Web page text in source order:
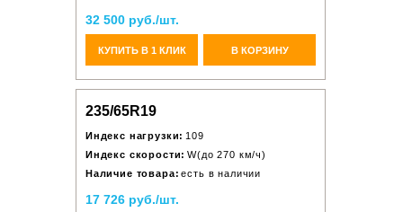
32 500 руб./шт.
КУПИТЬ В 1 КЛИК В КОРЗИНУ
235/65R19
Индекс нагрузки: 109
Индекс скорости: W(до 270 км/ч)
Наличие товара: есть в наличии
17 726 руб./шт.